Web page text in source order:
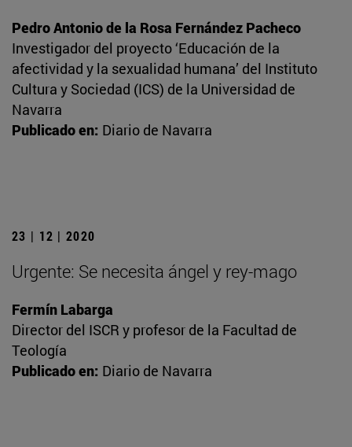
Pedro Antonio de la Rosa Fernández Pacheco
Investigador del proyecto ‘Educación de la
afectividad y la sexualidad humana’ del Instituto
Cultura y Sociedad (ICS) de la Universidad de
Navarra
Publicado en: Diario de Navarra
23 | 12 | 2020
Urgente: Se necesita ángel y rey-mago
Fermín Labarga
Director del ISCR y profesor de la Facultad de
Teología
Publicado en: Diario de Navarra